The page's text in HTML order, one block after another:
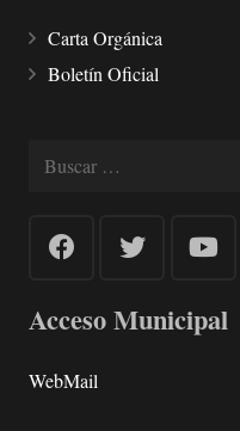
Carta Orgánica
Boletín Oficial
Buscar:
Acceso Municipal
WebMail